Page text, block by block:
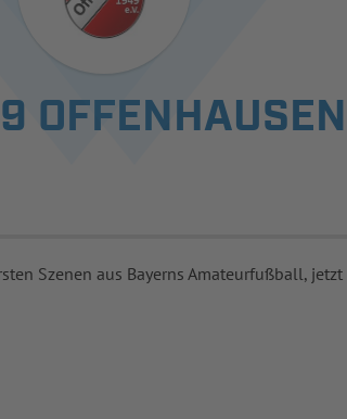
OFFENHAUSEN
Szenen aus Bayerns Amateurfußball,